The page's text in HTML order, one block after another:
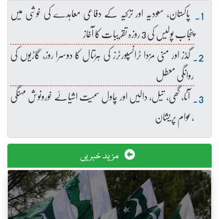
پاکستان، سعودیہ اور ترکیہ کے دفاعی معاہدے کی خوشی میں
پنجاب پولیس کی 3 روزہ تقریبات کا آغاز
گڈز اور منی مزدا ٹرانسپورٹرز کی ہڑتال کا دوسرا روز، گاڑیوں کی
روانگی معطل
آٹا، گھی، تیل، دالیں اور چاول سمیت اشیائے خورونوش مہنگی
،عوام پریشان
مزید خبریں